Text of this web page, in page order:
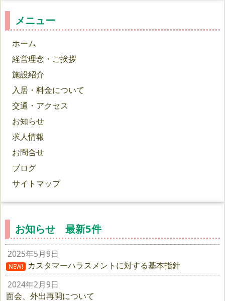
メニュー
ホーム
経営理念・ご挨拶
施設紹介
入居・料金について
交通・アクセス
お知らせ
求人情報
お問合せ
ブログ
サイトマップ
お知らせ 最新5件
2025年5月9日
NEW!
カスタマーハラスメントに対する基本指針
2024年2月9日
面会、外出再開について